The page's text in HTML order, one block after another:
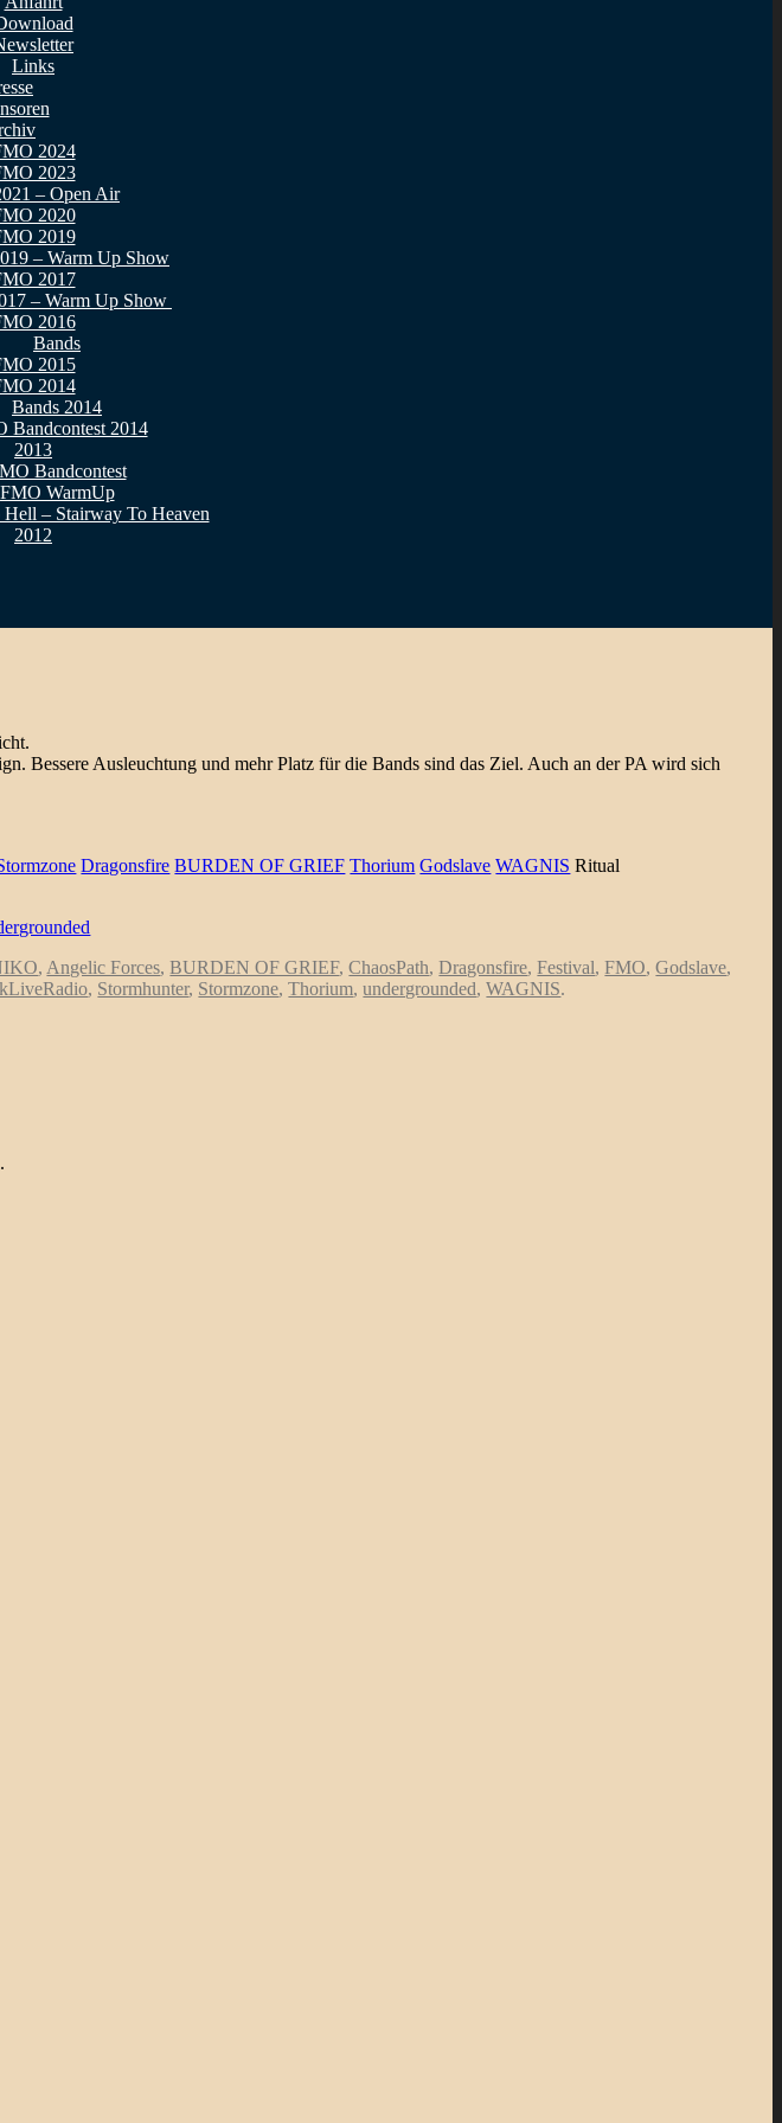
Links
2024
2023
– Open Air
2020
2019
– Warm Up Show
2017
– Warm Up Show
2016
Bands
2015
2014
Bands 2014
Bandcontest 2014
2013
Bandcontest
FMO WarmUp
– Stairway To Heaven
2012
Bessere Ausleuchtung und mehr Platz für die Bands sind das Ziel. Auch an der PA wird sich
Dragonsfire BURDEN OF GRIEF Thorium Godslave WAGNIS Ritual
, Angelic Forces,BURDEN OF GRIEF,ChaosPath,Dragonsfire,Festival,FMO,Godslave,
, Stormhunter, Stormzone,Thorium,undergrounded,WAGNIS.